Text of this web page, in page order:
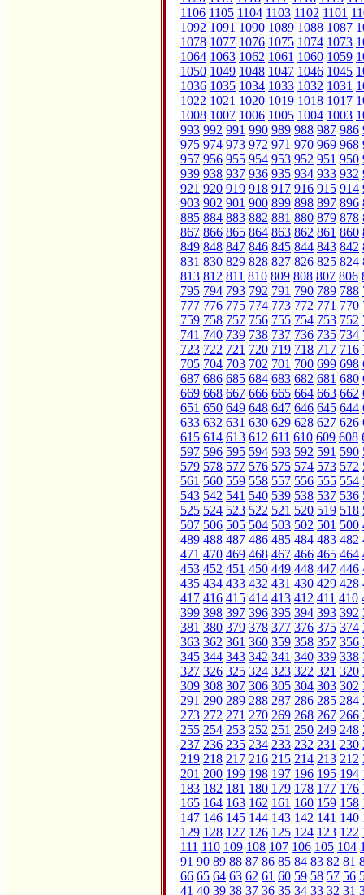
1106 1105 1104 1103 1102 1101
1092 1091 1090 1089 1088 1087
1078 1077 1076 1075 1074 1073
1064 1063 1062 1061 1060 1059
1050 1049 1048 1047 1046 1045
1036 1035 1034 1033 1032 1031
1022 1021 1020 1019 1018 1017
1008 1007 1006 1005 1004 1003
993 992 991 990 989 988 987 986
975 974 973 972 971 970 969 968
957 956 955 954 953 952 951 950
939 938 937 936 935 934 933 932
921 920 919 918 917 916 915 914
903 902 901 900 899 898 897 896
885 884 883 882 881 880 879 878
867 866 865 864 863 862 861 860
849 848 847 846 845 844 843 842
831 830 829 828 827 826 825 824
813 812 811 810 809 808 807 806
795 794 793 792 791 790 789 788
777 776 775 774 773 772 771 770
759 758 757 756 755 754 753 752
741 740 739 738 737 736 735 734
723 722 721 720 719 718 717 716
705 704 703 702 701 700 699 698
687 686 685 684 683 682 681 680
669 668 667 666 665 664 663 662
651 650 649 648 647 646 645 644
633 632 631 630 629 628 627 626
615 614 613 612 611 610 609 608
597 596 595 594 593 592 591 590
579 578 577 576 575 574 573 572
561 560 559 558 557 556 555 554
543 542 541 540 539 538 537 536
525 524 523 522 521 520 519 518
507 506 505 504 503 502 501 500
489 488 487 486 485 484 483 482
471 470 469 468 467 466 465 464
453 452 451 450 449 448 447 446
435 434 433 432 431 430 429 428
417 416 415 414 413 412 411 410
399 398 397 396 395 394 393 392
381 380 379 378 377 376 375 374
363 362 361 360 359 358 357 356
345 344 343 342 341 340 339 338
327 326 325 324 323 322 321 320
309 308 307 306 305 304 303 302
291 290 289 288 287 286 285 284
273 272 271 270 269 268 267 266
255 254 253 252 251 250 249 248
237 236 235 234 233 232 231 230
219 218 217 216 215 214 213 212
201 200 199 198 197 196 195 194
183 182 181 180 179 178 177 176
165 164 163 162 161 160 159 158
147 146 145 144 143 142 141 140
129 128 127 126 125 124 123 122
111 110 109 108 107 106 105 104
91 90 89 88 87 86 85 84 83 82 81
66 65 64 63 62 61 60 59 58 57 56
41 40 39 38 37 36 35 34 33 32 31